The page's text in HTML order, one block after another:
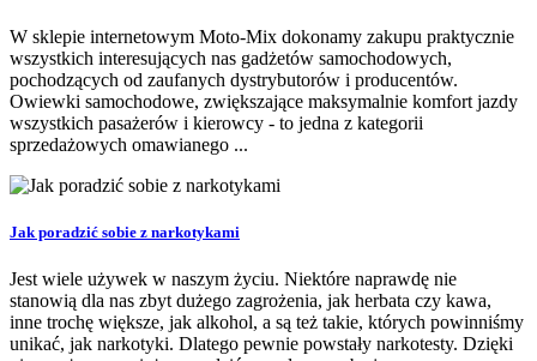
W sklepie internetowym Moto-Mix dokonamy zakupu praktycznie
wszystkich interesujących nas gadżetów samochodowych,
pochodzących od zaufanych dystrybutorów i producentów.
Owiewki samochodowe, zwiększające maksymalnie komfort jazdy
wszystkich pasażerów i kierowcy - to jedna z kategorii
sprzedażowych omawianego ...
Jak poradzić sobie z narkotykami
Jest wiele używek w naszym życiu. Niektóre naprawdę nie
stanowią dla nas zbyt dużego zagrożenia, jak herbata czy kawa,
inne trochę większe, jak alkohol, a są też takie, których powinniśmy
unikać, jak narkotyki. Dlatego pewnie powstały narkotesty. Dzięki